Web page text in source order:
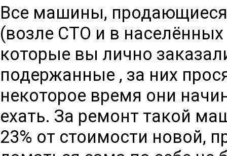
Все машины, продающиеся
(возле СТО и в
которые вы лично
подержанные , за них
некоторое время они
ехать. За ремонт такой
23% от стоимости новой,